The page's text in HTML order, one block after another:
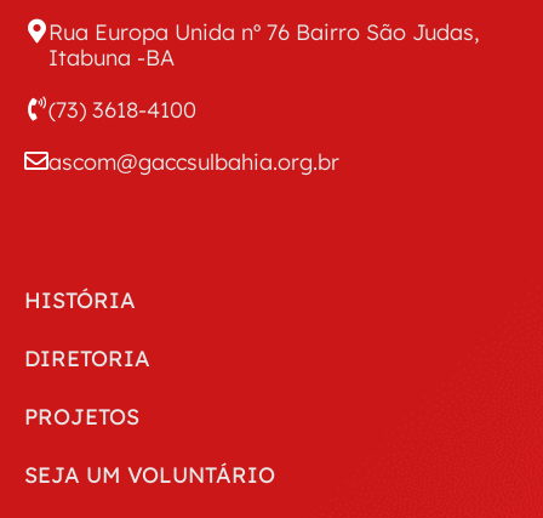
HISTÓRIA
DIRETORIA
PROJETOS
SEJA UM VOLUNTÁRIO
Rua Europa Unida nº 76 Bairro São Judas,
Itabuna -BA
(73) 3618-4100
ascom@gaccsulbahia.org.br